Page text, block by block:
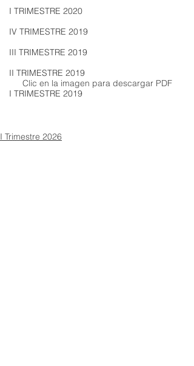
I TRIMESTRE 2020
IV TRIMESTRE 2019
III TRIMESTRE 2019
II TRIMESTRE 2019
I TRIMESTRE 2019
Clic en la imagen para descargar PDF
I Trimestre 2026